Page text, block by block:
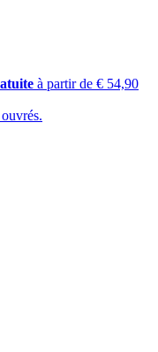
à partir de € 54,90